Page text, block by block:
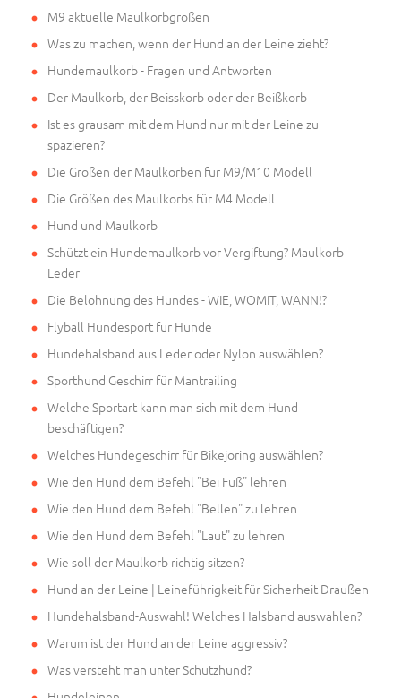
M9 aktuelle Maulkorbgrößen
Was zu machen, wenn der Hund an der Leine zieht?
Hundemaulkorb - Fragen und Antworten
Der Maulkorb, der Beisskorb oder der Beißkorb
Ist es grausam mit dem Hund nur mit der Leine zu
spazieren?
Die Größen der Maulkörben für M9/M10 Modell
Die Größen des Maulkorbs für M4 Modell
Hund und Maulkorb
Schützt ein Hundemaulkorb vor Vergiftung? Maulkorb
Leder
Die Belohnung des Hundes - WIE, WOMIT, WANN!?
Flyball Hundesport für Hunde
Hundehalsband aus Leder oder Nylon auswählen?
Sporthund Geschirr für Mantrailing
Welche Sportart kann man sich mit dem Hund
beschäftigen?
Welches Hundegeschirr für Bikejoring auswählen?
Wie den Hund dem Befehl "Bei Fuß" lehren
Wie den Hund dem Befehl "Bellen" zu lehren
Wie den Hund dem Befehl "Laut" zu lehren
Wie soll der Maulkorb richtig sitzen?
Hund an der Leine | Leineführigkeit für Sicherheit Draußen
Hundehalsband-Auswahl! Welches Halsband auswahlen?
Warum ist der Hund an der Leine aggressiv?
Was versteht man unter Schutzhund?